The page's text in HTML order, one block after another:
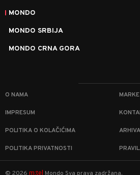
MONDO
MONDO SRBIJA
MONDO CRNA GORA
O NAMA
IMPRESUM
POLITIKA O KOLAČIĆIMA ARHIVA
POLITIKA PRIVATNOSTI
© 2026 m:tel Mondo Sva prava zadržana.